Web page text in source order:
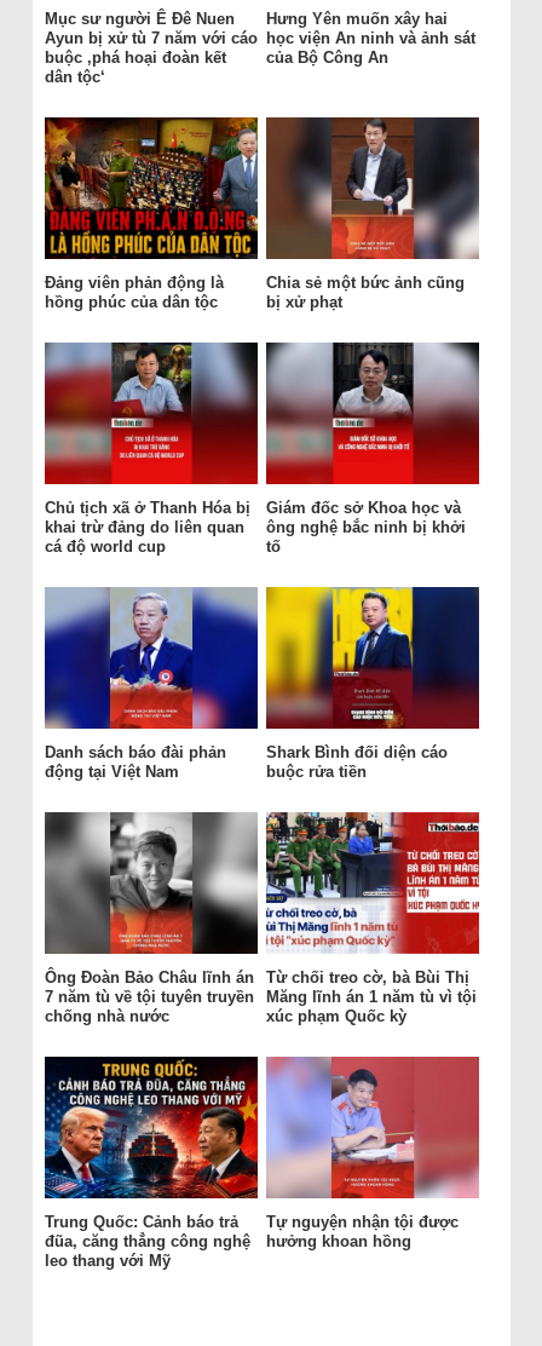
Mục sư người Ê Đê Nuen
Ayun bị xử tù 7 năm với cáo
buộc ‚phá hoại đoàn kết
dân tộc‘
Hưng Yên muốn xây hai
học viện An ninh và ảnh sát
của Bộ Công An
Đảng viên phản động là
hồng phúc của dân tộc
Chia sẻ một bức ảnh cũng
bị xử phạt
Chủ tịch xã ở Thanh Hóa bị
khai trừ đảng do liên quan
cá độ world cup
Giám đốc sở Khoa học và
ông nghệ bắc ninh bị khởi
tố
Danh sách báo đài phản
động tại Việt Nam
Shark Bình đối diện cáo
buộc rửa tiền
Ông Đoàn Bảo Châu lĩnh án
7 năm tù về tội tuyên truyền
chống nhà nước
Từ chối treo cờ, bà Bùi Thị
Măng lĩnh án 1 năm tù vì tội
xúc phạm Quốc kỳ
Trung Quốc: Cảnh báo trả
đũa, căng thẳng công nghệ
leo thang với Mỹ
Tự nguyện nhận tội được
hưởng khoan hồng